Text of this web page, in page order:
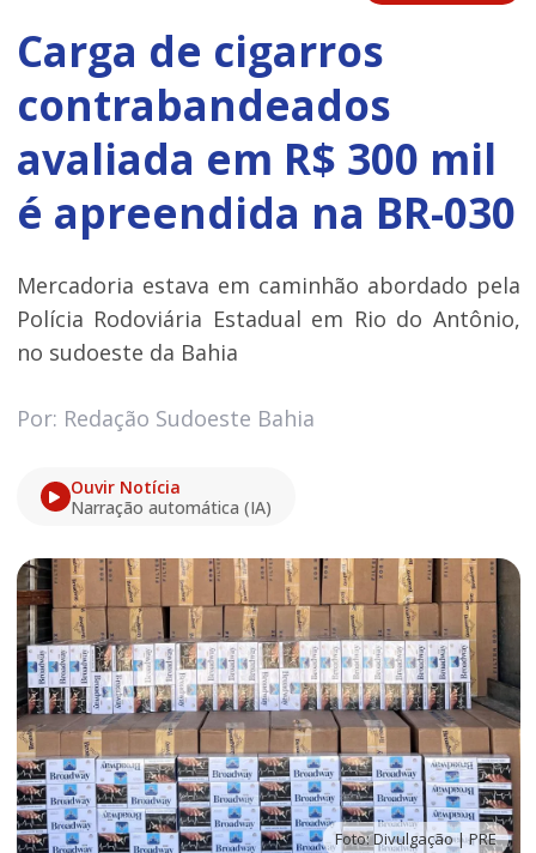
Carga de cigarros
contrabandeados
avaliada em R$ 300 mil
é apreendida na BR-030
Mercadoria estava em caminhão abordado pela
Polícia Rodoviária Estadual em Rio do Antônio,
no sudoeste da Bahia
Por: Redação Sudoeste Bahia
Ouvir Notícia
Narração automática (IA)
Foto: Divulgação | PRE